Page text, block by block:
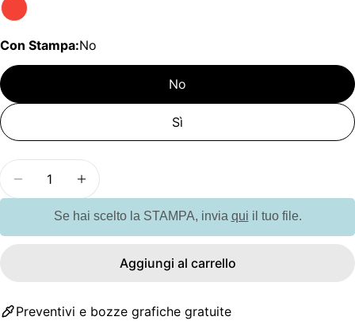
Con Stampa:No
No
Sì
Diminuisci la quantità per G6423 Beauty Case
Aumenta la quantità per G6423 Beauty
Se hai scelto la STAMPA, invia qui il tuo file.
Aggiungi al carrello
Preventivi e bozze grafiche gratuite